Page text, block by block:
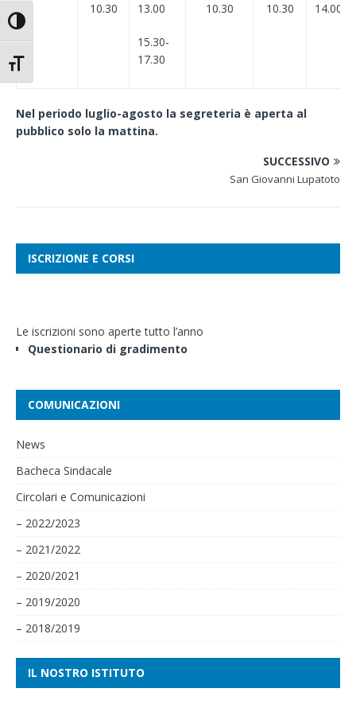
Attiva/disattiva alto contrasto
Attiva/disattiva dimensione testo
10.30
13.00
15.30-
17.30
10.30
10.30
14.00
Nel periodo luglio-agosto la segreteria è aperta al
pubblico solo la mattina.
SUCCESSIVO
San Giovanni Lupatoto
ISCRIZIONE E CORSI
Le iscrizioni sono aperte tutto l’anno
Questionario di gradimento
COMUNICAZIONI
News
Bacheca Sindacale
Circolari e Comunicazioni
– 2022/2023
– 2021/2022
– 2020/2021
– 2019/2020
– 2018/2019
IL NOSTRO ISTITUTO